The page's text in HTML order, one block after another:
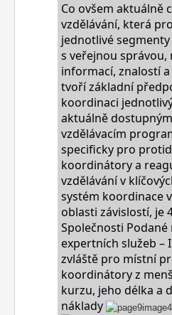
Co ovšem aktuálně
vzdělávání, která
jednotlivé
s veřejnou správou,
informací, znalostí
tvoří základní
koordinaci
aktuálně
vzdělávacím
specificky pro
koordinátory a
vzdělávání v
systém koordinace
oblasti závislostí, je
Společnosti
expertních služeb –
zvláště pro místní
koordinátory z
kurzu, jeho délka a
náklady